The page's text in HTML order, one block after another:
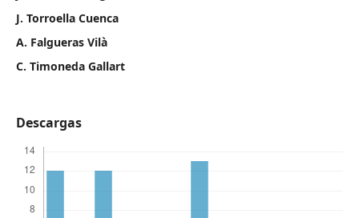
J. Torroella Cuenca
A. Falgueras Vilà
C. Timoneda Gallart
Descargas